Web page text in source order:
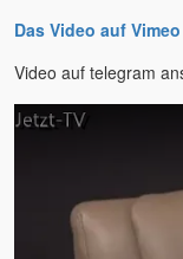
Dirk Hessel
Dittmar Kruse
Dolano
Edgar OWK Hofer
Egobuster Verena
Das Video auf
Video auf telegram